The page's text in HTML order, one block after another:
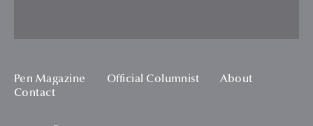
Pen Magazine Official Columnist
About
Contact